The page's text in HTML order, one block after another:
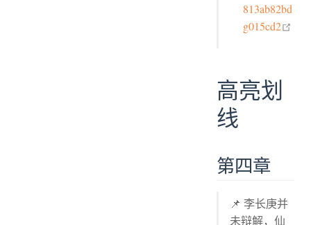
813ab82bd
g015cd2
高亮划
线
第四章
📌 李长庚并
未辩解，仙